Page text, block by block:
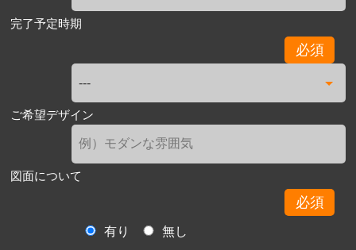
完了予定時期
必須
ご希望デザイン
図面について
必須
有り
無し